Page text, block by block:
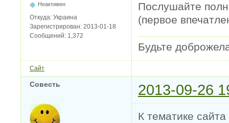
Неактивен
Откуда: Украина
Зарегистрирован: 2013-01-18
Сообщений: 1,372
Послушайте
(первое
Будьте
Сайт
Совесть 2013-09-26
К тематике